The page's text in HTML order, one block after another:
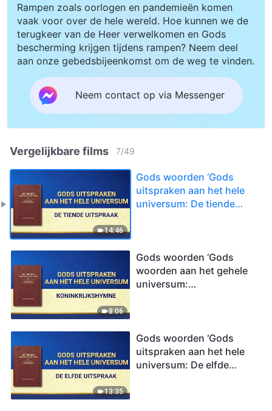
Rampen zoals oorlogen en pandemieën komen
vaak voor over de hele wereld. Hoe kunnen we de
terugkeer van de Heer verwelkomen en Gods
bescherming krijgen tijdens rampen? Neem deel
aan onze gebedsbijeenkomst om de weg te vinden.
Neem contact op via Messenger
Vergelijkbare films 7/49
14:46
Gods woorden ‘Gods
uitspraken aan het hele
universum: De tiende
8:06
Gods woorden ‘Gods
woorden aan het gehele
universum:
13:35
Gods woorden ‘Gods
uitspraken aan het hele
universum: De elfde